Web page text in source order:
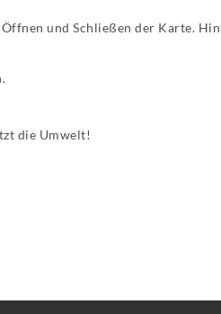
und Schließen der Karte.
die Umwelt!